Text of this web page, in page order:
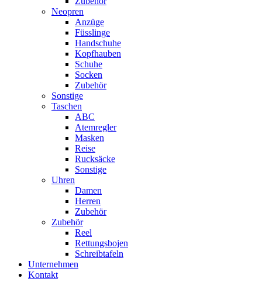
Neopren
Anzüge
Füsslinge
Handschuhe
Kopfhauben
Schuhe
Socken
Zubehör
Sonstige
Taschen
ABC
Atemregler
Masken
Reise
Rucksäcke
Sonstige
Uhren
Damen
Herren
Zubehör
Zubehör
Reel
Rettungsbojen
Schreibtafeln
Unternehmen
Kontakt